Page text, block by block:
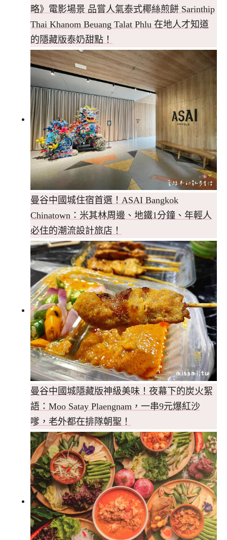
略》電影場景 品嘗人氣泰式椰絲煎餅 Sarinthip
Thai Khanom Beuang Talat Phlu 在地人才知道
的隱藏版泰奶甜點！
曼谷中國城住宿首選！ASAI Bangkok
Chinatown：米其林周邊、地鐵1分鐘、年輕人
必住的潮流設計旅店！
曼谷中國城隱藏版神級美味！夜幕下的炭火絮
語：Moo Satay Plaengnam，一串9元爆紅沙
嗲，老外都在排隊朝聖！